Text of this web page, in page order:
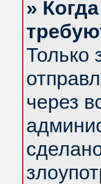
»
Только
через